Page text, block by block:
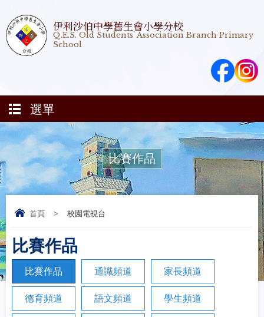
伊利沙伯中學舊生會小學分校
Q.E.S. Old Students' Association Branch Primary
School
選單
比賽作品
首頁 > 校園電視台
比賽作品
比賽作品 通識頻道 家長頻道
德育頻道 語文頻道 學生頻道